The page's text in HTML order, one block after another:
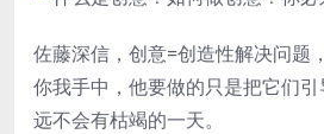
佐藤深信，创意=创造性解决问题
你我手中，他要做的只是把它们
远不会有枯竭的一天。